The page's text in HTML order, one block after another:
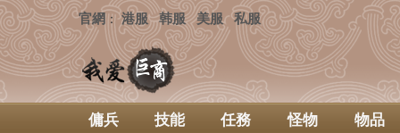
官網 ：港服 韩服 美服 私服
傭兵 技能 任務 怪物 物品